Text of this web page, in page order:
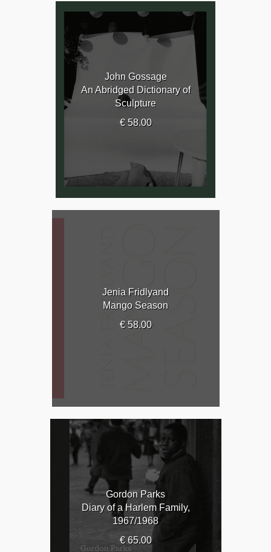
John Gossage
An Abridged Dictionary of
Sculpture
€ 58.00
Jenia Fridlyand
Mango Season
€ 58.00
Gordon Parks
Diary of a Harlem Family,
1967/1968
€ 65.00